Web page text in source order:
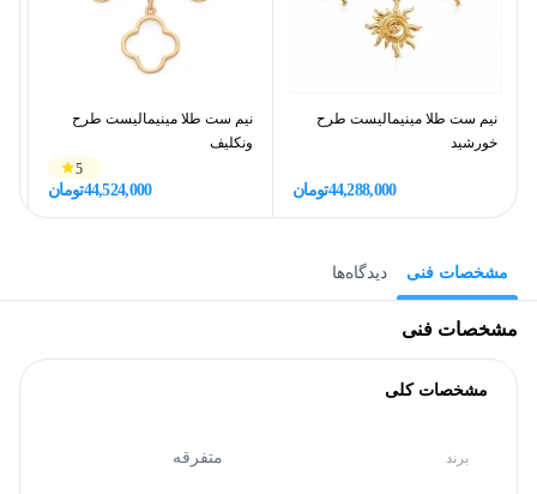
نیم ست طلا مینیمالیست طرح
خورشید
44,288,000تومان
نیم ست طلا مینیمالیست طرح
ونکلیف
5
44,524,000تومان
مشخصات فنی دیدگاه‌ها
مشخصات فنی
مشخصات کلی
برند متفرقه